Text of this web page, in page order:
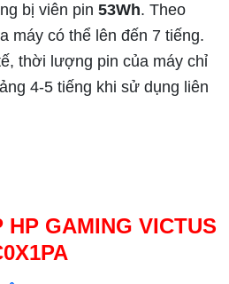
bị viên pin 53Wh. Theo
máy có thể lên đến 7 tiếng.
thời lượng pin của máy chỉ
4-5 tiếng khi sử dụng liên
GAMING VICTUS